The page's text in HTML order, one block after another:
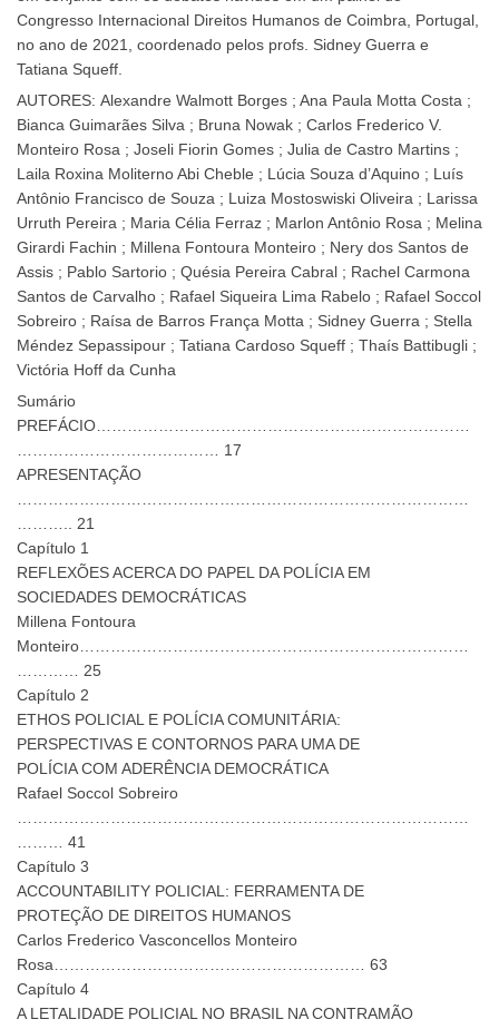
Congresso Internacional Direitos Humanos de Coimbra, Portugal,
no ano de 2021, coordenado pelos profs. Sidney Guerra e
Tatiana Squeff.
AUTORES: Alexandre Walmott Borges ; Ana Paula Motta Costa ;
Bianca Guimarães Silva ; Bruna Nowak ; Carlos Frederico V.
Monteiro Rosa ; Joseli Fiorin Gomes ; Julia de Castro Martins ;
Laila Roxina Moliterno Abi Cheble ; Lúcia Souza d’Aquino ; Luís
Antônio Francisco de Souza ; Luiza Mostoswiski Oliveira ; Larissa
Urruth Pereira ; Maria Célia Ferraz ; Marlon Antônio Rosa ; Melina
Girardi Fachin ; Millena Fontoura Monteiro ; Nery dos Santos de
Assis ; Pablo Sartorio ; Quésia Pereira Cabral ; Rachel Carmona
Santos de Carvalho ; Rafael Siqueira Lima Rabelo ; Rafael Soccol
Sobreiro ; Raísa de Barros França Motta ; Sidney Guerra ; Stella
Méndez Sepassipour ; Tatiana Cardoso Squeff ; Thaís Battibugli ;
Victória Hoff da Cunha
Sumário
PREFÁCIO………………………………………………………………
………………………………… 17
APRESENTAÇÃO
……….. 21
Capítulo 1
REFLEXÕES ACERCA DO PAPEL DA POLÍCIA EM
SOCIEDADES DEMOCRÁTICAS
Millena Fontoura
Monteiro…………………………………………………………………
………… 25
Capítulo 2
ETHOS POLICIAL E POLÍCIA COMUNITÁRIA:
PERSPECTIVAS E CONTORNOS PARA UMA DE
POLÍCIA COM ADERÊNCIA DEMOCRÁTICA
Rafael Soccol Sobreiro
……… 41
Capítulo 3
ACCOUNTABILITY POLICIAL: FERRAMENTA DE
PROTEÇÃO DE DIREITOS HUMANOS
Carlos Frederico Vasconcellos Monteiro
Rosa…………………………………………………… 63
Capítulo 4
A LETALIDADE POLICIAL NO BRASIL NA CONTRAMÃO